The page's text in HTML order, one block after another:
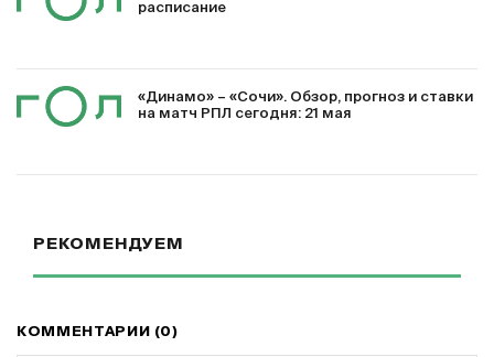
расписание
«Динамо» – «Сочи». Обзор, прогноз и ставки
на матч РПЛ сегодня: 21 мая
РЕКОМЕНДУЕМ
КОММЕНТАРИИ (0)